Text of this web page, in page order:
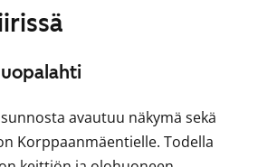
avautuu näkymä sekä
Korppaanmäentielle. Todella